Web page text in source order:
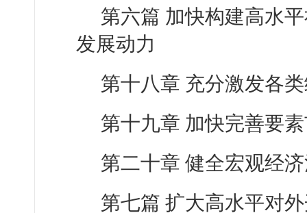
第六篇 加快构建高水
发展动力
第十八章 充分激发各
第十九章 加快完善要
第二十章 健全宏观经
第七篇 扩大高水平对